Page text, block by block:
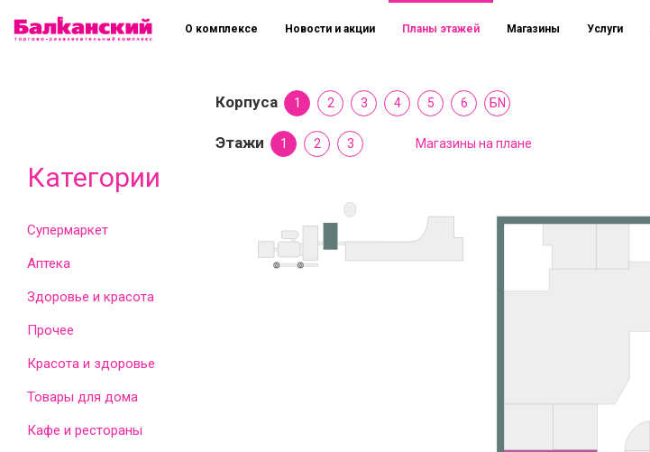
Категории
Супермаркет
Аптека
Здоровье и красота
Прочее
Красота и здоровье
Товары для дома
Кафе и рестораны
О комплексе Новости и акции Планы этажей Магазины Услуги
Корпуса 1 2 3 4 5 6 БN
Этажи 1 2 3 Магазины на плане